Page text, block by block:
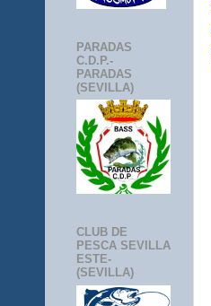
PARADAS
C.D.P.-
PARADAS
(SEVILLA)
CLUB DE
PESCA SEVILLA
ESTE-
(SEVILLA)